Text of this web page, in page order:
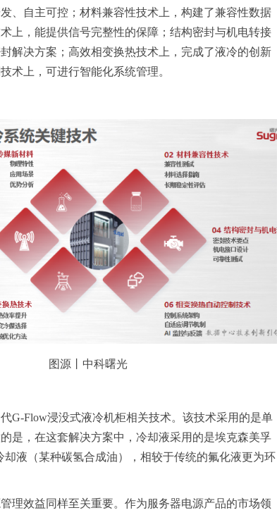
、自主可控；材料兼容性技术上，构建了兼容性数据
上，能提供信号完整性的保障；结构密封与机电转接
解决方案；高效相变换热技术上，完成了液冷的创新
术上，可进行智能化系统管理。
图源丨中科曙光
G-Flow浸没式液冷机柜相关技术。该技术采用的是单
是，在这套解决方案中，冷却液采用的是埃克森美孚
却液（某种碳氢合成油），相较于传统的氟化液更为环
理效益同样至关重要。作为服务器电源产品的市场领